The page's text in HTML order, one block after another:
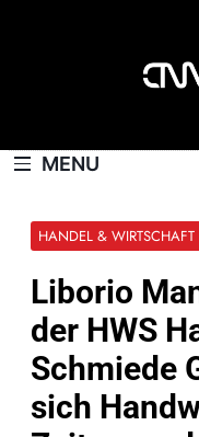
MENU
HANDEL & WIRTSCHAFT
Liborio
der HWS
Schmiede
sich